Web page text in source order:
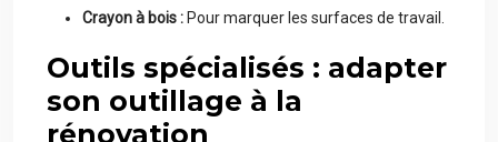
Crayon à bois : Pour marquer les surfaces de travail.
Outils spécialisés : adapter
son outillage à la
rénovation